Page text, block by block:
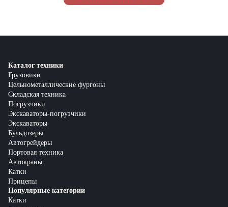
Каталог техники
Грузовики
Цельнометаллические фургоны
Складская техника
Погрузчики
Экскаваторы-погрузчики
Экскаваторы
Бульдозеры
Автогрейдеры
Портовая техника
Автокраны
Катки
Прицепы
Популярные категории
Катки